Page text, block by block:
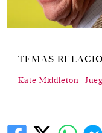
TEMAS
Kate Middleton